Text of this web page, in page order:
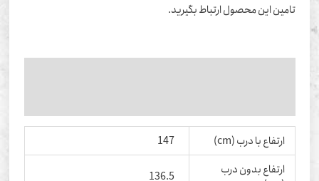
این محصول ارتباط بگیرید.
ارتفاع با درب (cm)
ارتفاع بدون درب